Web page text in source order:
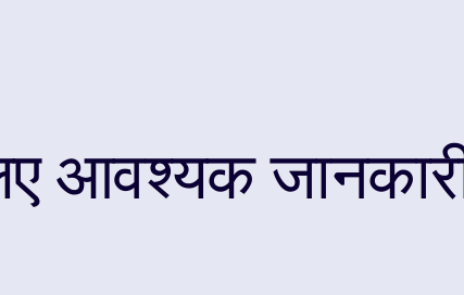
आवश्यक